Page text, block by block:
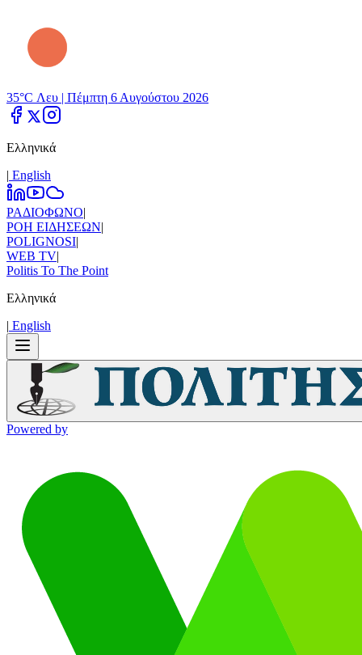
35°C Λευ | Πέμπτη 6 Αυγούστου 2026
Ελληνικά
| Εnglish
ΡΑΔΙΟΦΩΝΟ|
ΡΟΗ ΕΙΔΗΣΕΩΝ|
POLIGNOSI|
WEB TV|
Politis To The Point
Ελληνικά
| Εnglish
Powered by